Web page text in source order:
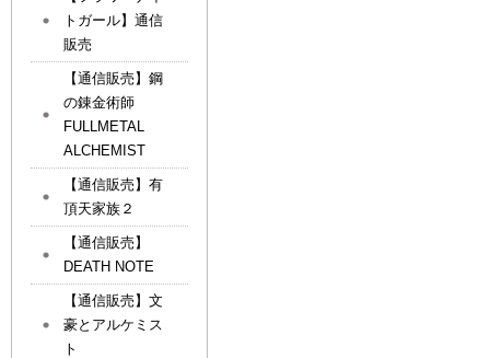
トガール】通信
販売
【通信販売】鋼
の錬金術師
FULLMETAL
ALCHEMIST
【通信販売】有
頂天家族２
【通信販売】
DEATH NOTE
【通信販売】文
豪とアルケミス
ト